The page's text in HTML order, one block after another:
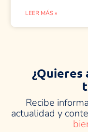
LEER MÁS »
¿Quieres
Recibe
actualidad y